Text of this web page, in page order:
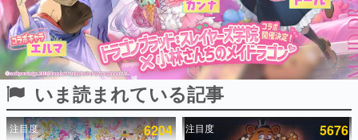
ピックアップ
いま読まれている記事
注目度 6204 注目度 5676